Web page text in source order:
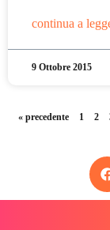
continua a
9 Ottobre 2015
« precedente 1 2